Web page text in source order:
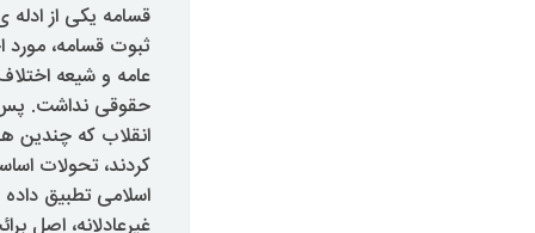
قسامه یکی از
ثبوت قسامه،
حقوقی نداشت. پس
کردند، تحولات
اسلامی تطبیق داده